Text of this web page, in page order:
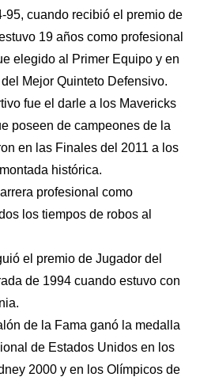
95, cuando recibió el premio de
19 años como profesional
elegido al Primer Equipo y en
Mejor Quinteto Defensivo.
fue el darle a los Mavericks
poseen de campeones de la
en las Finales del 2011 a los
histórica.
profesional como
los tiempos de robos al
el premio de Jugador del
de 1994 cuando estuvo con
de la Fama ganó la medalla
de Estados Unidos en los
2000 y en los Olímpicos de